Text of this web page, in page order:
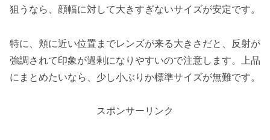
狙うなら、顔幅に対して大きすぎないサイズが安定です。
特に、頬に近い位置までレンズが来る大きさだと、反射が
強調されて印象が過剰になりやすいので注意します。上品
にまとめたいなら、少し小ぶりか標準サイズが無難です。
スポンサーリンク